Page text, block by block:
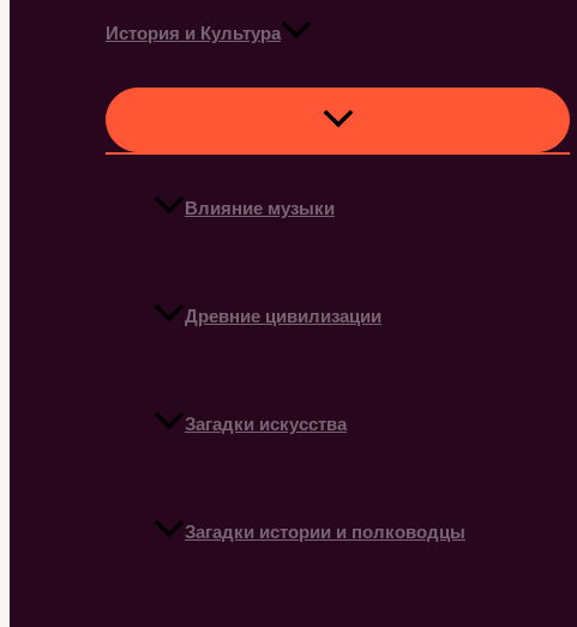
История и Культура
Влияние музыки
Древние цивилизации
Загадки искусства
Загадки истории и полководцы